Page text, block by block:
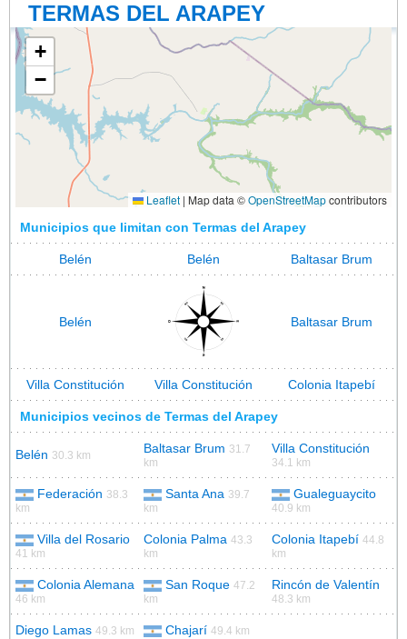
TERMAS DEL ARAPEY
+
−
Leaflet | Map data ©OpenStreetMapcontributors
Municipios que limitan con Termas del Arapey
Belén Belén Baltasar Brum
Belén Baltasar Brum
Villa Constitución Villa Constitución Colonia Itapebí
Municipios vecinos de Termas del Arapey
Belén 30.3 km Baltasar Brum 31.7
km
Villa Constitución
34.1 km
Federación 38.3
km
Santa Ana 39.7
km
Gualeguaycito
40.9 km
Villa del Rosario
41 km
Colonia Palma 43.3
km
Colonia Itapebí 44.8
km
Colonia Alemana
46 km
San Roque 47.2
km
Rincón de Valentín
48.3 km
Diego Lamas 49.3 km Chajarí 49.4 km